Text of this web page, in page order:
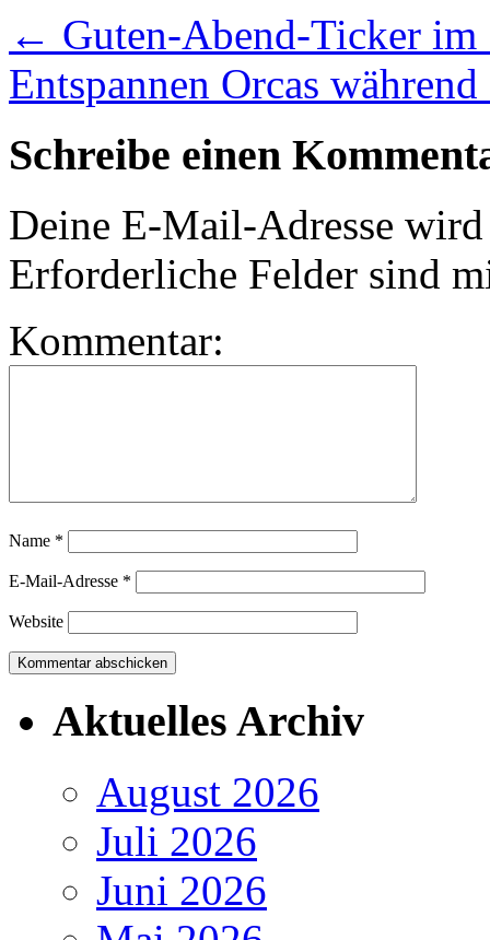
← Guten-Abend-Ticker im
Entspannen Orcas
Schreibe einen
Deine E-Mail-Adresse
Erforderliche Felder sind
Kommentar:
Name *
E-Mail-Adresse *
Website
Aktuelles Archiv
August 2026
Juli 2026
Juni 2026